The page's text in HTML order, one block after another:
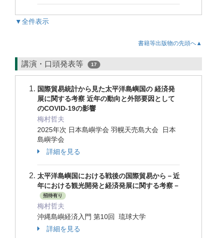
▼全件表示
書籍等出版物の先頭へ▲
講演・口頭発表等 17
国際貿易統計から見た太平洋島嶼国の 経済発
展に関する考察 近年の動向と外部要因として
のCOVID-19の影響
梅村哲夫
2025年次 日本島嶼学会 羽幌天売島大会 日本
島嶼学会
詳細を見る
太平洋島嶼国における戦後の国際貿易から－近
年における観光開発と経済発展に関する考察－
招待有り
梅村哲夫
沖縄島嶼経済入門 第10回 琉球大学
詳細を見る